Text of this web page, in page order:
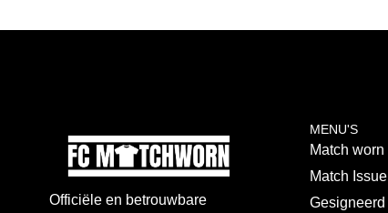
Officiële en betrouwbare
MENU'S
Match worn
Match Issue
Gesigneerd